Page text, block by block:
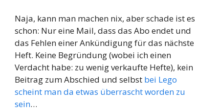
Naja, kann man machen nix, aber schade ist es
schon: Nur eine Mail, dass das Abo endet und
das Fehlen einer Ankündigung für das nächste
Heft. Keine Begründung (wobei ich einen
Verdacht habe: zu wenig verkaufte Hefte), kein
Beitrag zum Abschied und selbst bei Lego
scheint man da etwas überrascht worden zu
sein…